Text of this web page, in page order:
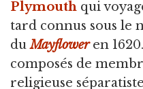
Plymouth qui
tard connus sous le
duMayfloweren
composés de
religieuse